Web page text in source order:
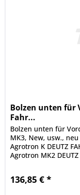
Bolzen unten für
Fahr...
Bolzen unten für
MK3, New, usw.,
Agrotron K DEUTZ
Agrotron MK2
136,85 € *